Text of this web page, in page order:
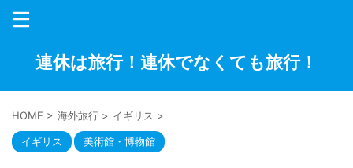
連休は旅行！連休でなくても旅行！
HOME > 海外旅行 > イギリス >
イギリス 美術館・博物館